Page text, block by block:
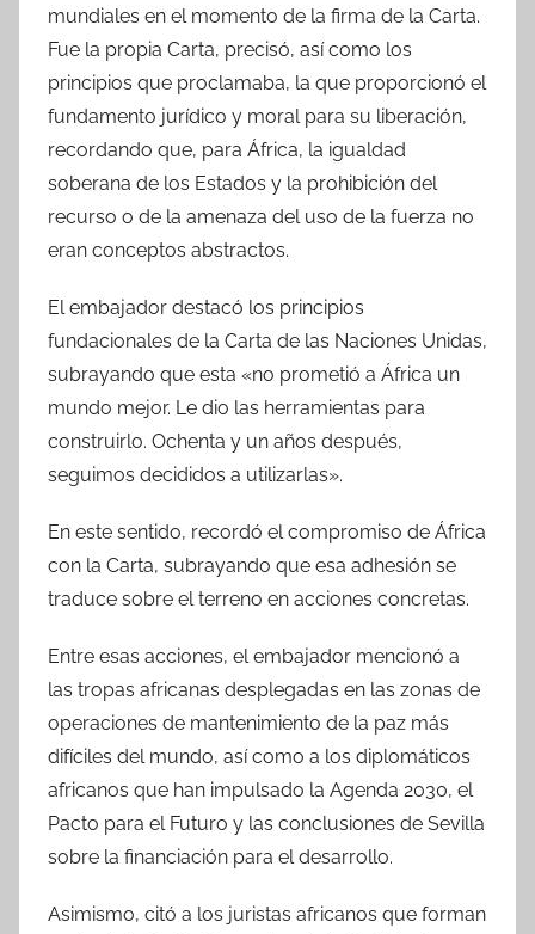
mundiales en el momento de la firma de la Carta.
Fue la propia Carta, precisó, así como los
principios que proclamaba, la que proporcionó el
fundamento jurídico y moral para su liberación,
recordando que, para África, la igualdad
soberana de los Estados y la prohibición del
recurso o de la amenaza del uso de la fuerza no
eran conceptos abstractos.
El embajador destacó los principios
fundacionales de la Carta de las Naciones Unidas,
subrayando que esta «no prometió a África un
mundo mejor. Le dio las herramientas para
construirlo. Ochenta y un años después,
seguimos decididos a utilizarlas».
En este sentido, recordó el compromiso de África
con la Carta, subrayando que esa adhesión se
traduce sobre el terreno en acciones concretas.
Entre esas acciones, el embajador mencionó a
las tropas africanas desplegadas en las zonas de
operaciones de mantenimiento de la paz más
difíciles del mundo, así como a los diplomáticos
africanos que han impulsado la Agenda 2030, el
Pacto para el Futuro y las conclusiones de Sevilla
sobre la financiación para el desarrollo.
Asimismo, citó a los juristas africanos que forman